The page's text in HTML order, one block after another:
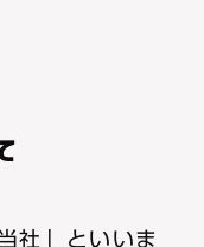
社」といいま